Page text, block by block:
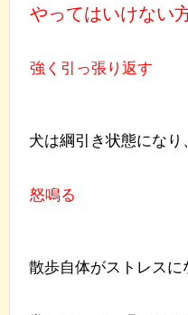
やってはいけない
強く引っ張り返す
犬は綱引き状態になり
怒鳴る
散歩自体がストレスに